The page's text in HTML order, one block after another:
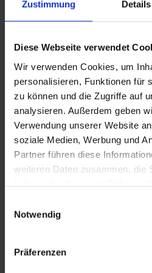
Zustimmung Details
Diese Webseite verwendet
Wir verwenden Cookies, um
personalisieren, Funktionen für
zu können und die Zugriffe auf
analysieren. Außerdem geben
Verwendung unserer Website
soziale Medien, Werbung und
Partner führen diese
weiteren Daten zusammen, die
haben oder die sie im Rahmen
Notwendig
Präferenzen
In Sicherheit in
iT_Blutspende
VERTICAL_Blutspende
VERTICAL_iT_Blutspende
Zusätzliches Material